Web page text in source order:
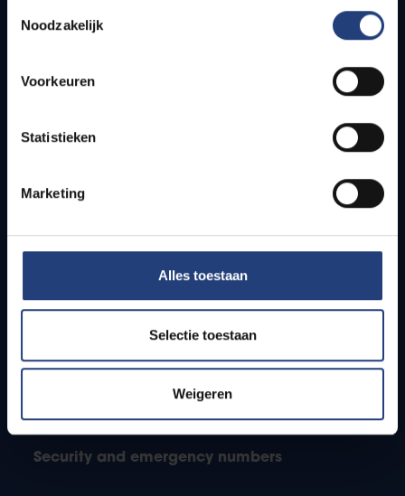
Noodzakelijk
Voorkeuren
Statistieken
Marketing
Alles toestaan
Selectie toestaan
Weigeren
Quick links
How to get to the VUB campuses
Students
PhD students
Teachers and secondary schools
Working students
Security and emergency numbers